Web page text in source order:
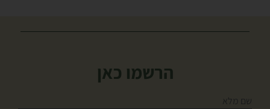
הרשמו כאן
שם מלא